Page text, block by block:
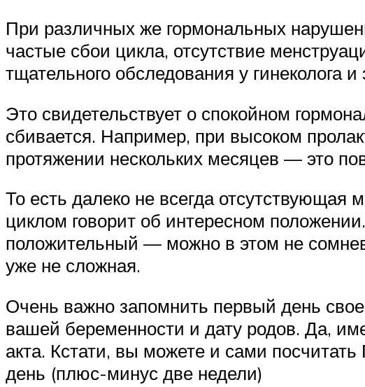
При различных же гормональных
частые сбои цикла, отсутствие
тщательного обследования у гинеколога и
Это свидетельствует о спокойном
сбивается. Например, при высоком
протяжении нескольких месяцев — это
То есть далеко не всегда
циклом говорит об интересном
положительный — можно в этом не
уже не сложная.
Очень важно запомнить первый день
вашей беременности и дату родов. Да,
акта. Кстати, вы можете и сами
день (плюс-минус две недели)